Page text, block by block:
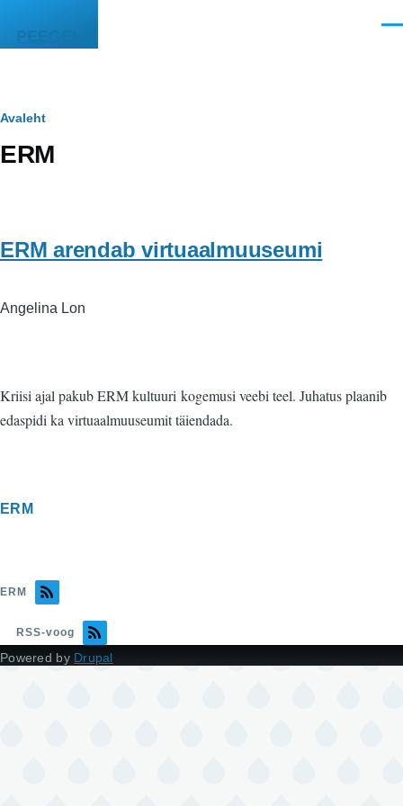
PEEGEL
Leivapuru
Avaleht
ERM
ERM arendab virtuaalmuuseumi
Angelina Lon
Kriisi ajal pakub ERM kultuuri kogemusi veebi teel. Juhatus plaanib
edaspidi ka virtuaalmuuseumit täiendada.
ERM
ERM
RSS-voog
Powered by Drupal